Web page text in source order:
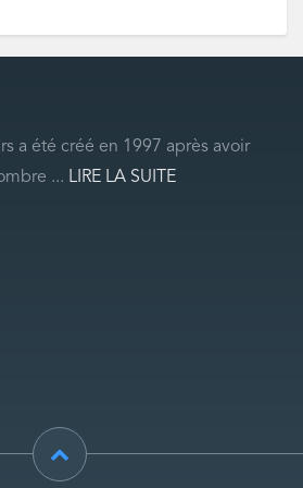
a été créé en 1997 après avoir
... LIRE LA SUITE